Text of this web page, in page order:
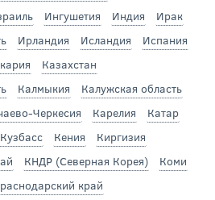
Ингушетия Индия
Ирак
Ирландия Исландия
Испания
Казахстан
Калмыкия
Калужская область
Черкесия Карелия
Катар
Кения
Киргизия
КНДР (Северная Корея)
Коми
край